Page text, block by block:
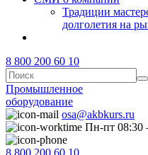
Традиции
долголетия на
8 800 200 60 10
Промышленное
оборудование
osa@akbkurs.ru
Пн-пт 08:30
8 800 200 60 10